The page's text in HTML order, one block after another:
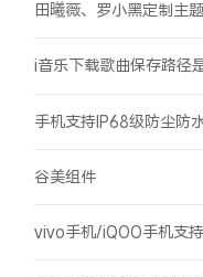
田曦薇、罗小黑定制主题
i音乐下载歌曲保存路径
手机支持IP68级防尘防
谷美组件
vivo手机/iQOO手机支持